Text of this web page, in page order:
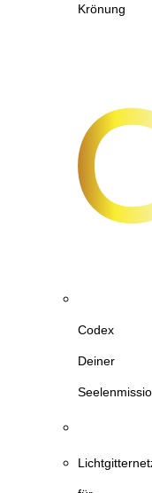
Krönung
Codex
Deiner